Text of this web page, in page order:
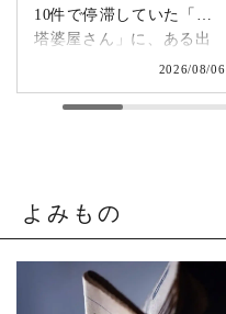
10件で停滞していた「卒
塔婆屋さん」に、ある出
来事が起こります。▶
まじゃまずい。」 そう痛
発動します。 来る日も来
も予想しなかった結果で
した。 無謀だと笑われた
2026/08/06
よみもの